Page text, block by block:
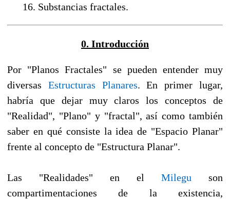
16. Substancias fractales.
0. Introducción
Por "Planos Fractales" se pueden entender muy
diversas Estructuras Planares. En primer lugar,
habría que dejar muy claros los conceptos de
"Realidad", "Plano" y "fractal", así como también
saber en qué consiste la idea de "Espacio Planar"
frente al concepto de "Estructura Planar".
Las "Realidades" en el Milegu son
compartimentaciones de la existencia,